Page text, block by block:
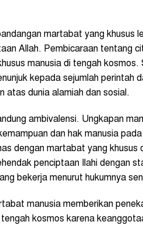
martabat yang khusus
Allah. Pembicaraan tentang
manusia di tengah kosmos.
kepada sejumlah perintah
atas dunia alamiah dan sosial.
ambivalensi. Ungkapan
dan hak manusia
dengan martabat yang khusus
penciptaan Ilahi dengan
bekerja menurut hukumnya
manusia memberikan
kosmos karena